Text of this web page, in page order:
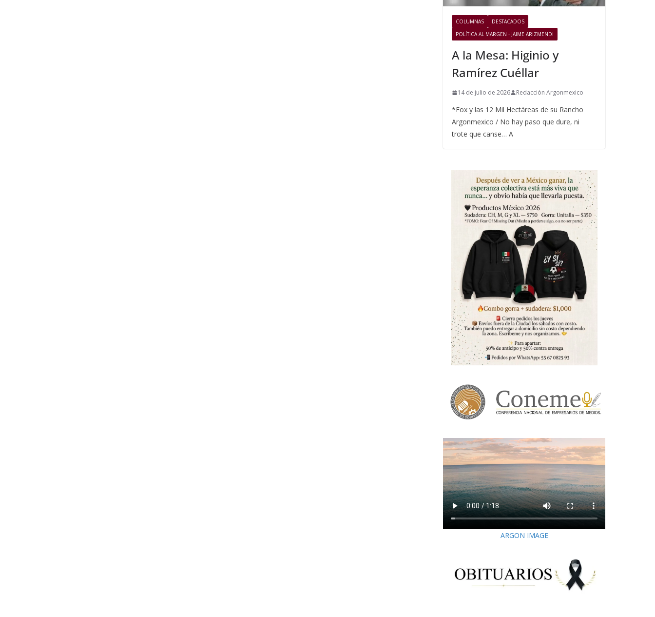
COLUMNAS
DESTACADOS
POLÍTICA AL MARGEN - JAIME ARIZMENDI
A la Mesa: Higinio y
Ramírez Cuéllar
14 de julio de 2026 Redacción Argonmexico
*Fox y las 12 Mil Hectáreas de su Rancho
Argonmexico / No hay paso que dure, ni
trote que canse… A
ARGON IMAGE